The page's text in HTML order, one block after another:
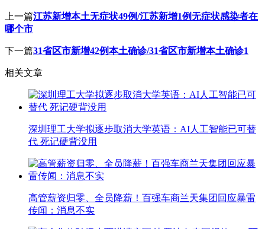
上一篇江苏新增本土无症状49例/江苏新增1例无症状感染者在
哪个市
下一篇31省区市新增42例本土确诊/31省区市新增本土确诊1
相关文章
深圳理工大学拟逐步取消大学英语：AI人工智能已可替
代 死记硬背没用
高管薪资归零、全员降薪！百强车商兰天集团回应暴雷
传闻：消息不实